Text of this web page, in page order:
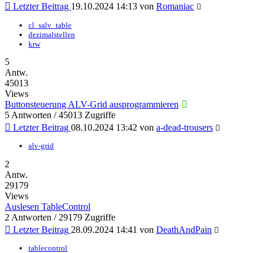
Letzter Beitrag 19.10.2024 14:13 von Romaniac
cl_salv_table
dezimalstellen
krw
5
Antw.
45013
Views
Buttonsteuerung ALV-Grid ausprogrammieren
5 Antworten / 45013 Zugriffe
Letzter Beitrag 08.10.2024 13:42 von a-dead-trousers
alv-grid
2
Antw.
29179
Views
Auslesen TableControl
2 Antworten / 29179 Zugriffe
Letzter Beitrag 28.09.2024 14:41 von DeathAndPain
tablecontrol